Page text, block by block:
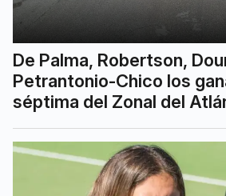
De Palma, Robertson,
Petrantonio-Chico los
séptima del Zonal del